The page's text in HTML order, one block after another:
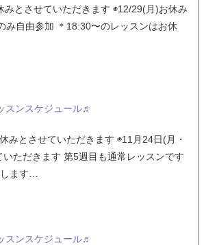
みとさせていただきます ◉12/29(月)お休み
み自由参加 ＊18:30〜のレッスンはお休
スンスケジュール♬
みとさせていただきます ◉11月24日(月・
ただきます 第5週目も通常レッスンです
ます…
スンスケジュール♬